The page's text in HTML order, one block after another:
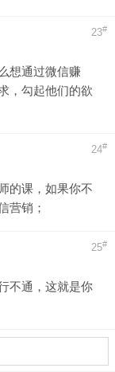
23#
想通过微信赚
，勾起他们的欲
24#
的课，如果你不
营销；
25#
不通，这就是你